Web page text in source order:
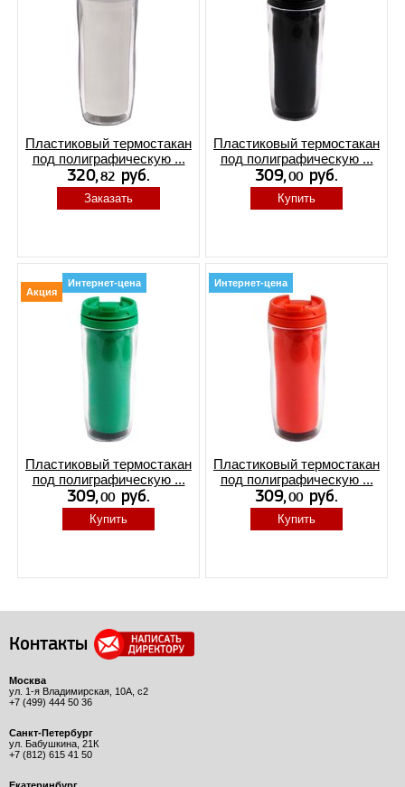
Пластиковый термостакан
под полиграфическую ...
Заказать
Пластиковый термостакан
под полиграфическую ...
Купить
Акция
Интернет-цена
Пластиковый термостакан
под полиграфическую ...
Купить
Интернет-цена
Пластиковый термостакан
под полиграфическую ...
Купить
Контакты
Москва
ул. 1-я Владимирская, 10А, с2
+7 (499) 444 50 36
Санкт-Петербург
ул. Бабушкина, 21К
+7 (812) 615 41 50